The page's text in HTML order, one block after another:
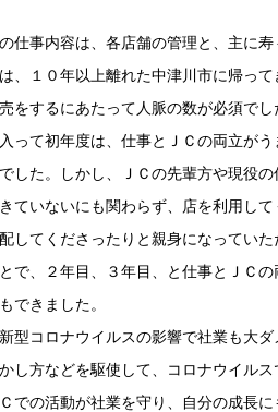
仕事内容は、各店舗の管理と、主に
、１０年以上離れた中津川市に帰っ
をするにあたって人脈の数が必須でし
入って初年度は、仕事とＪＣの両立が
した。しかし、ＪＣの先輩方や現役
ていないにも関わらず、店を利用し
してくださったりと親身になってい
で、２年目、３年目、と仕事とＪＣ
できました。
型コロナウイルスの影響で社業も大
し方などを駆使して、コロナウイル
での活動が社業を守り、自分の成長に